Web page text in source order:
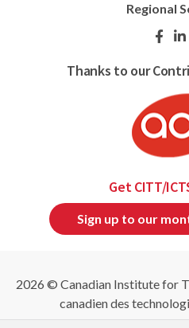
Regional
Thanks to our
Get CITT/
Sign up to our
2026 © Canadian Institute for
canadien des